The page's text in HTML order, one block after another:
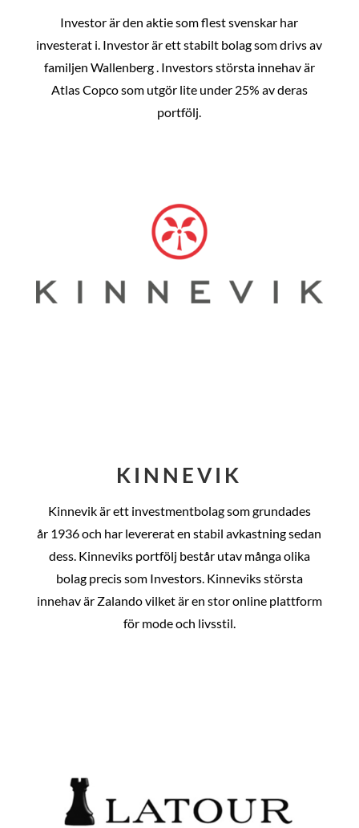
Investor är den aktie som flest svenskar har
investerat i. Investor är ett stabilt bolag som drivs av
familjen Wallenberg . Investors största innehav är
Atlas Copco som utgör lite under 25% av deras
portfölj.
KINNEVIK
Kinnevik är ett investmentbolag som grundades
år 1936 och har levererat en stabil avkastning sedan
dess. Kinneviks portfölj består utav många olika
bolag precis som Investors. Kinneviks största
innehav är Zalando vilket är en stor online plattform
för mode och livsstil.